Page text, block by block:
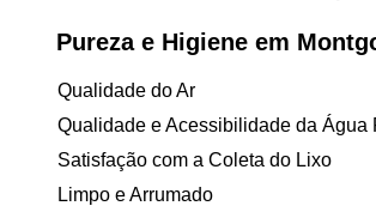
Pureza e Higiene em
Qualidade do Ar
Qualidade e Acessibilidade da Água
Satisfação com a Coleta do Lixo
Limpo e Arrumado